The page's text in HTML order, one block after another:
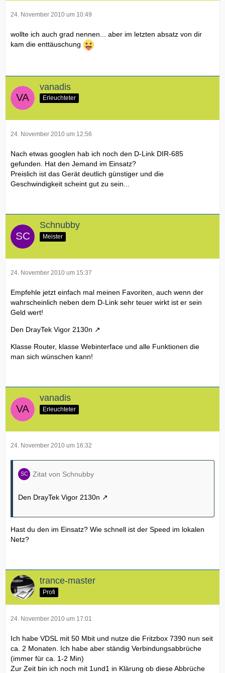
24. November 2010 um 10:49
wollte ich auch grad nennen... aber im letzten absatz von dir
kam die enttäuschung
vanadis
Erleuchteter
24. November 2010 um 12:56
Nach etwas googlen hab ich noch den D-Link DIR-685
gefunden. Hat den Jemand im Einsatz?
Preislich ist das Gerät deutlich günstiger und die
Geschwindigkeit scheint gut zu sein...
Schnubby
Meister
24. November 2010 um 15:37
Empfehle jetzt einfach mal meinen Favoriten, auch wenn der
wahrscheinlich neben dem D-Link sehr teuer wirkt ist er sein
Geld wert!
Den DrayTek Vigor 2130n
Klasse Router, klasse Webinterface und alle Funktionen die
man sich wünschen kann!
vanadis
Erleuchteter
24. November 2010 um 16:32
Zitat von Schnubby
Den DrayTek Vigor 2130n
Hast du den im Einsatz? Wie schnell ist der Speed im lokalen
Netz?
trance-master
Profi
24. November 2010 um 17:01
Ich habe VDSL mit 50 Mbit und nutze die Fritzbox 7390 nun seit
ca. 2 Monaten. Ich habe aber ständig Verbindungsabbrüche
(immer für ca. 1-2 Min)
Zur Zeit bin ich noch mit 1und1 in Klärung ob diese Abbrüche